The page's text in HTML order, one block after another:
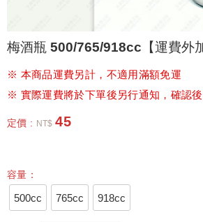
梅酒瓶 500/765/918cc【運費外
※ 本商品運費另計，不適用滿額免運
※ 實際運費將於下單後另行通知，確認
定價 : NT$ 45
容量：
500cc 765cc 918cc